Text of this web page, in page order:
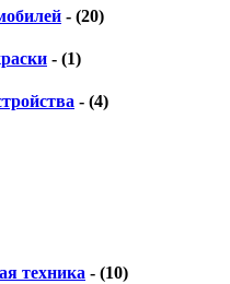
- (20)
- (1)
- (4)
техника - (10)